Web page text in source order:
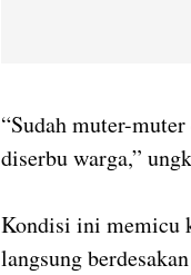
“Sudah muter-
diserbu warga,”
Kondisi ini memicu
langsung